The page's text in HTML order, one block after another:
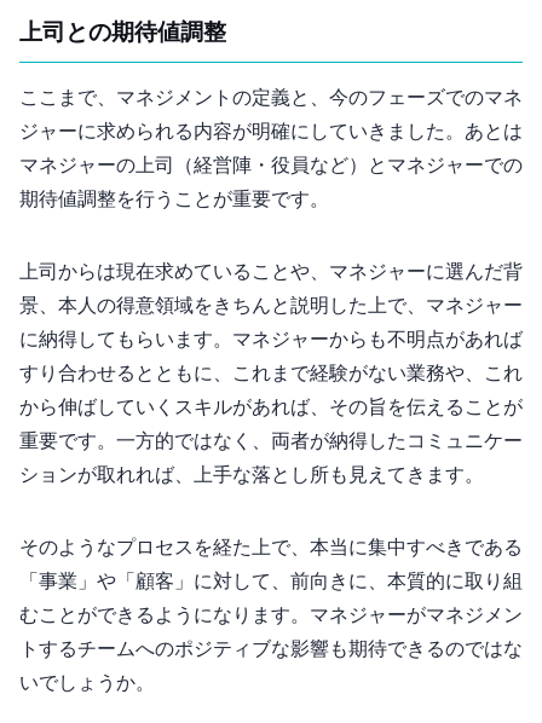
上司との期待値調整
ここまで、マネジメントの定義と、今のフェーズでのマネ
ジャーに求められる内容が明確にしていきました。あとは
マネジャーの上司（経営陣・役員など）とマネジャーでの
期待値調整を行うことが重要です。
上司からは現在求めていることや、マネジャーに選んだ背
景、本人の得意領域をきちんと説明した上で、マネジャー
に納得してもらいます。マネジャーからも不明点があれば
すり合わせるとともに、これまで経験がない業務や、これ
から伸ばしていくスキルがあれば、その旨を伝えることが
重要です。一方的ではなく、両者が納得したコミュニケー
ションが取れれば、上手な落とし所も見えてきます。
そのようなプロセスを経た上で、本当に集中すべきである
「事業」や「顧客」に対して、前向きに、本質的に取り組
むことができるようになります。マネジャーがマネジメン
トするチームへのポジティブな影響も期待できるのではな
いでしょうか。